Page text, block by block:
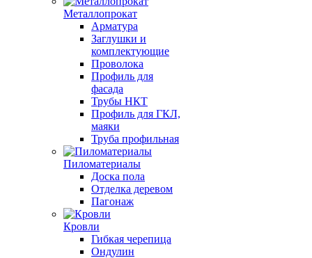
Металлопрокат
Арматура
Заглушки и
комплектующие
Проволока
Профиль для
фасада
Трубы НКТ
Профиль для ГКЛ,
маяки
Труба профильная
Пиломатериалы
Доска пола
Отделка деревом
Пагонаж
Кровли
Гибкая черепица
Ондулин